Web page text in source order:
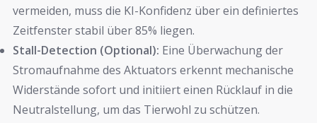
vermeiden, muss die KI-Konfidenz über ein definiertes
Zeitfenster stabil über 85% liegen.
Stall-Detection (Optional): Eine Überwachung der
Stromaufnahme des Aktuators erkennt mechanische
Widerstände sofort und initiiert einen Rücklauf in die
Neutralstellung, um das Tierwohl zu schützen.